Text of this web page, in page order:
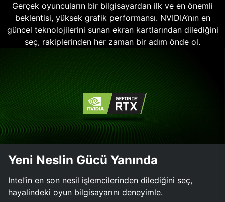
Gerçek oyuncuların bir bilgisayardan ilk ve en önemli
beklentisi, yüksek grafik performansı. NVIDIA’nın en
güncel teknolojilerini sunan ekran kartlarından dilediğini
seç, rakiplerinden her zaman bir adım önde ol.
Yeni Neslin Gücü Yanında
Intel’in en son nesil işlemcilerinden dilediğini seç,
hayalindeki oyun bilgisayarını deneyimle.